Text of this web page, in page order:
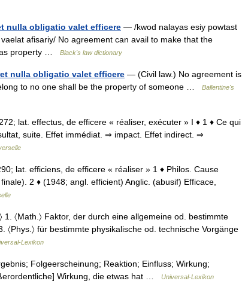
nulla obligatio valet efficere — /kwod nalayas esiy powtast
afisariy/ No agreement can avail to make that the
as property …
Black's law dictionary
nulla obligatio valet efficere — (Civil law.) No agreement is
to no one shall be the property of someone …
Ballentine's
lat. effectus, de efficere « réaliser, exécuter » I ♦ 1 ♦ Ce qui
suite. Effet immédiat. ⇒ impact. Effet indirect. ⇒
lat. efficiens, de efficere « réaliser » 1 ♦ Philos. Cause
2 ♦ (1948; angl. efficient) Anglic. (abusif) Efficace,
1. 〈Math.〉 Faktor, der durch eine allgemeine od. bestimmte
〈Phys.〉 für bestimmte physikalische od. technische Vorgänge
Lexikon
Folgeerscheinung; Reaktion; Einfluss; Wirkung;
Wirkung, die etwas hat …
Universal-Lexikon